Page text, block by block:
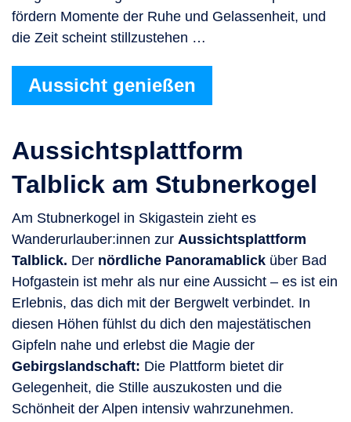
fördern Momente der Ruhe und Gelassenheit, und
die Zeit scheint stillzustehen …
Aussicht genießen
Aussichtsplattform
Talblick am Stubnerkogel
Am Stubnerkogel in Skigastein zieht es
Wanderurlauber:innen zur Aussichtsplattform
Talblick. Der nördliche Panoramablick über Bad
Hofgastein ist mehr als nur eine Aussicht – es ist ein
Erlebnis, das dich mit der Bergwelt verbindet. In
diesen Höhen fühlst du dich den majestätischen
Gipfeln nahe und erlebst die Magie der
Gebirgslandschaft: Die Plattform bietet dir
Gelegenheit, die Stille auszukosten und die
Schönheit der Alpen intensiv wahrzunehmen.